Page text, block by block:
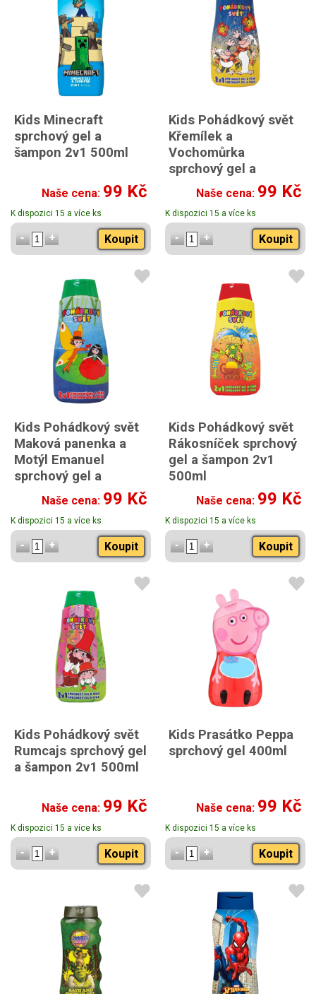
Kids Minecraft
sprchový gel a
šampon 2v1 500ml
Naše cena: 99 Kč
K dispozici 15 a více ks
Koupit
Kids Pohádkový svět
Křemílek a
Vochomůrka
sprchový gel a
šampon 2v1 500ml
Naše cena: 99 Kč
K dispozici 15 a více ks
Koupit
Kids Pohádkový svět
Maková panenka a
Motýl Emanuel
sprchový gel a
šampon 2v1 500ml
Naše cena: 99 Kč
K dispozici 15 a více ks
Koupit
Kids Pohádkový svět
Rákosníček sprchový
gel a šampon 2v1
500ml
Naše cena: 99 Kč
K dispozici 15 a více ks
Koupit
Kids Pohádkový svět
Rumcajs sprchový gel
a šampon 2v1 500ml
Naše cena: 99 Kč
K dispozici 15 a více ks
Koupit
Kids Prasátko Peppa
sprchový gel 400ml
Naše cena: 99 Kč
K dispozici 15 a více ks
Koupit